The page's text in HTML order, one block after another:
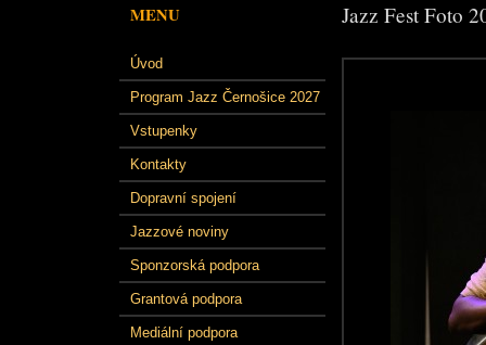
MENU
Úvod
Program Jazz Černošice 2027
Vstupenky
Kontakty
Dopravní spojení
Jazzové noviny
Sponzorská podpora
Grantová podpora
Mediální podpora
Jazz Fest Foto